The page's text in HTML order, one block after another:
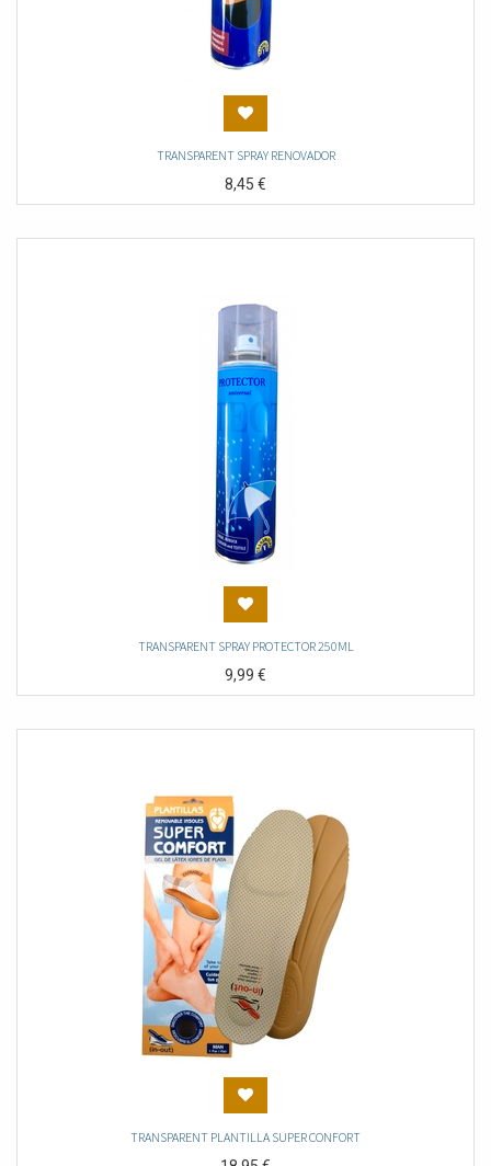
TRANSPARENT SPRAY RENOVADOR
8,45€
TRANSPARENT SPRAY PROTECTOR 250ML
9,99€
TRANSPARENT PLANTILLA SUPER CONFORT